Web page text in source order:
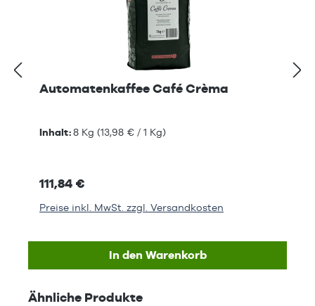
Automatenkaffee Café Crèma
Inhalt:8 Kg (13,98 € / 1 Kg)
111,84 €
Preise inkl. MwSt. zzgl. Versandkosten
In den Warenkorb
Produktgalerie überspringen
Ähnliche Produkte